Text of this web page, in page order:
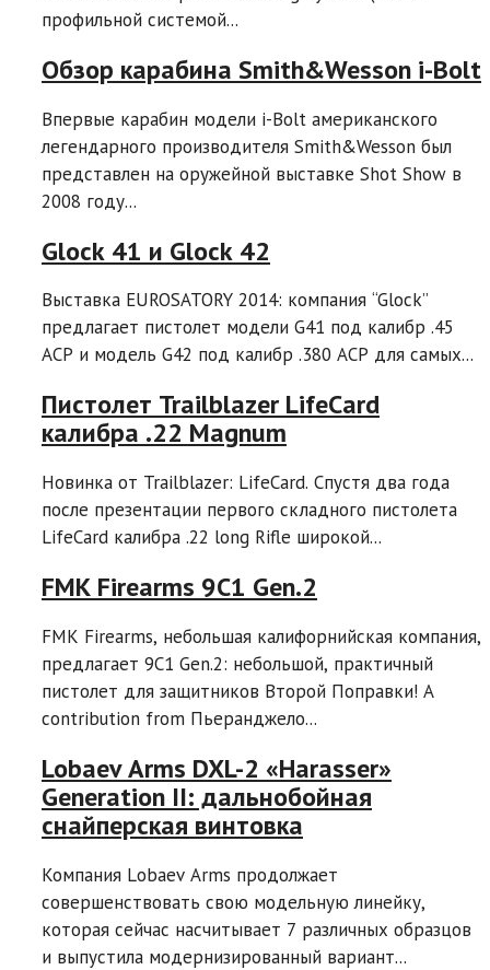
профильной системой...
Обзор карабина Smith&Wesson i-Bolt
Впервые карабин модели i-Bolt американского
легендарного производителя Smith&Wesson был
представлен на оружейной выставке Shot Show в
2008 году...
Glock 41 и Glock 42
Выставка EUROSATORY 2014: компания “Glock”
предлагает пистолет модели G41 под калибр .45
ACP и модель G42 под калибр .380 ACP для самых...
Пистолет Trailblazer LifeCard
калибра .22 Magnum
Новинка от Trailblazer: LifeCard. Спустя два года
после презентации первого складного пистолета
LifeCard калибра .22 long Rifle широкой...
FMK Firearms 9C1 Gen.2
FMK Firearms, небольшая калифорнийская компания,
предлагает 9C1 Gen.2: небольшой, практичный
пистолет для защитников Второй Поправки! A
contribution from Пьеранджело...
Lobaev Arms DXL-2 «Harasser»
Generation II: дальнобойная
снайперская винтовка
Компания Lоbaev Arms продолжает
совершенствовать свою модельную линейку,
которая сейчас насчитывает 7 различных образцов
и выпустила модернизированный вариант...